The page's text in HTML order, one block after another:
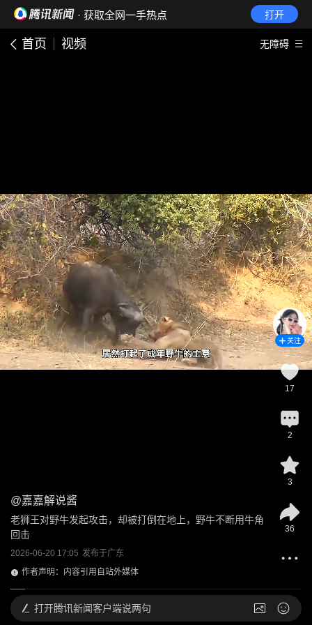
· 获取全网一手热点 打开
首页 视频 无障碍
@嘉嘉解说酱
老狮王对野牛发起攻击，却被打倒在地上，野牛不断用牛角
回击
2026-06-20 17:05 发布于广东
作者声明：内容引用自站外媒体
关注
17
2
3
36
打开腾讯新闻客户端说两句